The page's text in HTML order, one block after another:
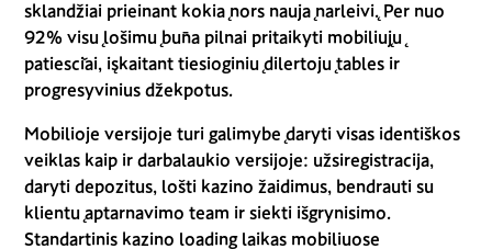
sklandžiai prieinant kokią nors naują narleivį. Per nuo
92% visų lošimų būna pilnai pritaikyti mobiliųjų
patiesčiai, įskaitant tiesioginių dilertojų tables ir
progresyvinius džekpotus.
Mobilioje versijoje turi galimybę daryti visas identiškos
veiklas kaip ir darbalaukio versijoje: užsiregistracija,
daryti depozitus, lošti kazino žaidimus, bendrauti su
klientų aptarnavimo team ir siekti išgrynisimo.
Standartinis kazino loading laikas mobiliuose